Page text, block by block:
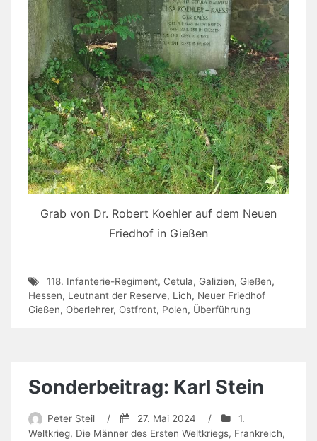
Grab von Dr. Robert Koehler auf dem Neuen
Friedhof in Gießen
118. Infanterie-Regiment, Cetula, Galizien, Gießen,
Hessen, Leutnant der Reserve, Lich, Neuer Friedhof
Gießen, Oberlehrer, Ostfront, Polen, Überführung
Sonderbeitrag: Karl Stein
Peter Steil / 27. Mai 2024 /
1.
Weltkrieg, Die Männer des Ersten Weltkriegs, Frankreich,